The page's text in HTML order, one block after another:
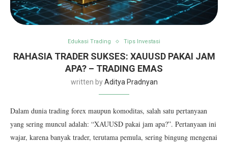
Edukasi Trading Tips Investasi
RAHASIA TRADER SUKSES: XAUUSD PAKAI JAM
APA? – TRADING EMAS
written byAditya Pradnyan
Dalam dunia trading forex maupun komoditas, salah satu pertanyaan
yang sering muncul adalah: “XAUUSD pakai jam apa?”. Pertanyaan ini
wajar, karena banyak trader, terutama pemula, sering bingung mengenai